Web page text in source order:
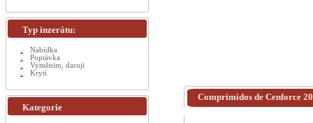
Comprimidos de Cenforce
Typ inzerátu:
Nabídka
Poptávka
Vyměnim, daruji
Krytí
Kategorie